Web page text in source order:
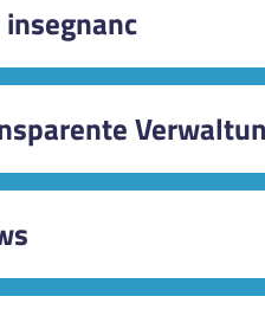
scolastici